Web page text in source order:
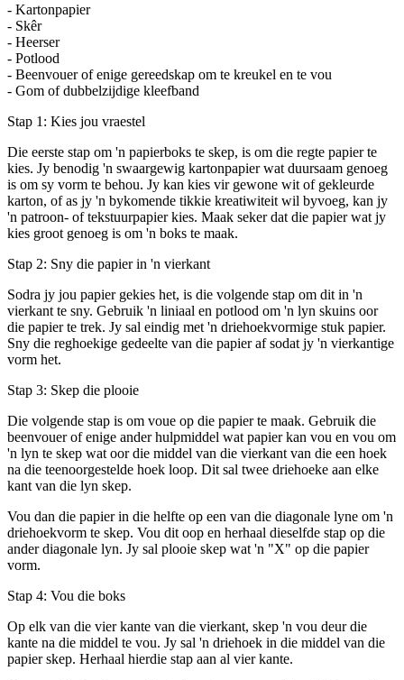
- Kartonpapier
- Skêr
- Heerser
- Potlood
- Beenvouer of enige gereedskap om te kreukel en te vou
- Gom of dubbelzijdige kleefband
Stap 1: Kies jou vraestel
Die eerste stap om 'n papierboks te skep, is om die regte papier te
kies. Jy benodig 'n swaargewig kartonpapier wat duursaam genoeg
is om sy vorm te behou. Jy kan kies vir gewone wit of gekleurde
karton, of as jy 'n bykomende tikkie kreatiwiteit wil byvoeg, kan jy
'n patroon- of tekstuurpapier kies. Maak seker dat die papier wat jy
kies groot genoeg is om 'n boks te maak.
Stap 2: Sny die papier in 'n vierkant
Sodra jy jou papier gekies het, is die volgende stap om dit in 'n
vierkant te sny. Gebruik 'n liniaal en potlood om 'n lyn skuins oor
die papier te trek. Jy sal eindig met 'n driehoekvormige stuk papier.
Sny die reghoekige gedeelte van die papier af sodat jy 'n vierkantige
vorm het.
Stap 3: Skep die plooie
Die volgende stap is om voue op die papier te maak. Gebruik die
beenvouer of enige ander hulpmiddel wat papier kan vou en vou om
'n lyn te skep wat oor die middel van die vierkant van die een hoek
na die teenoorgestelde hoek loop. Dit sal twee driehoeke aan elke
kant van die lyn skep.
Vou dan die papier in die helfte op een van die diagonale lyne om 'n
driehoekvorm te skep. Vou dit oop en herhaal dieselfde stap op die
ander diagonale lyn. Jy sal plooie skep wat 'n "X" op die papier
vorm.
Stap 4: Vou die boks
Op elk van die vier kante van die vierkant, skep 'n vou deur die
kante na die middel te vou. Jy sal 'n driehoek in die middel van die
papier skep. Herhaal hierdie stap aan al vier kante.